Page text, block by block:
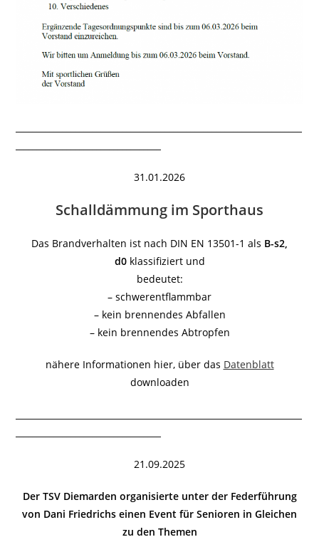
31.01.2026
Schalldämmung im Sporthaus
Das Brandverhalten ist nach DIN EN 13501-1 als B-s2,
d0klassifiziert und
bedeutet:
– schwerentflammbar
– kein brennendes Abfallen
– kein brennendes Abtropfen
nähere Informationen hier, über das Datenblatt
downloaden
21.09.2025
Der TSV Diemarden organisierte unter der Federführung
von Dani Friedrichs einen Event für Senioren in Gleichen
zu den Themen